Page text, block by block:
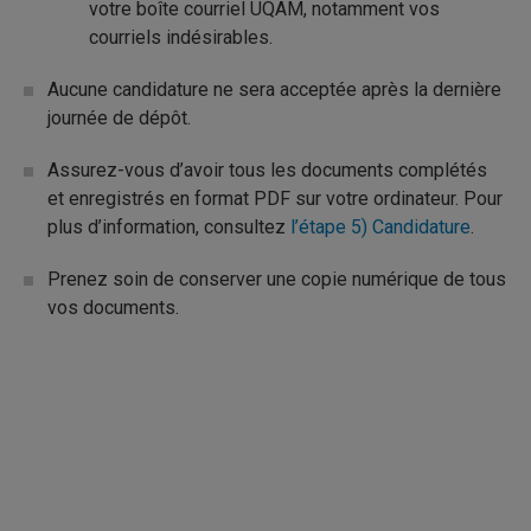
votre boîte courriel UQAM, notamment vos
courriels indésirables.
Aucune candidature ne sera acceptée après la dernière
journée de dépôt.
Assurez-vous d’avoir tous les documents complétés
et enregistrés en format PDF sur votre ordinateur. Pour
plus d’information, consultez l’étape 5) Candidature.
Prenez soin de conserver une copie numérique de tous
vos documents.